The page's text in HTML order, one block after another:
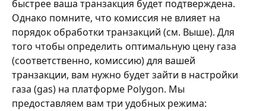
быстрее ваша транзакция будет подтверждена.
Однако помните, что комиссия не влияет на
порядок обработки транзакций (см. Выше). Для
того чтобы определить оптимальную цену газа
(соответственно, комиссию) для вашей
транзакции, вам нужно будет зайти в настройки
газа (gas) на платформе Polygon. Мы
предоставляем вам три удобных режима: